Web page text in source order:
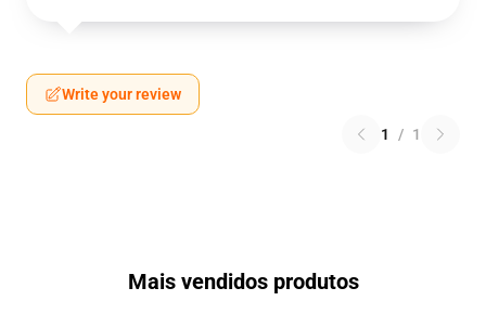
Write your review
1 / 1
Mais vendidos produtos